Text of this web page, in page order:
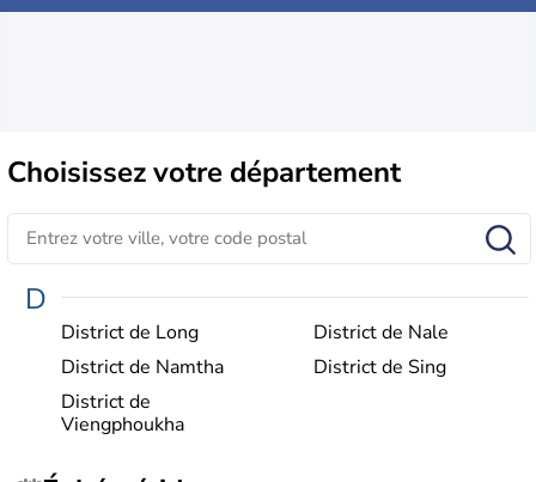
Choisissezvotre département
D
District de Long
District de Nale
District de Namtha
District de Sing
District de
Viengphoukha